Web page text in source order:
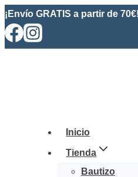
Saltar
al
contenido
¡Envío GRATIS a partir de 70€!
Inicio
Tienda
Bautizo